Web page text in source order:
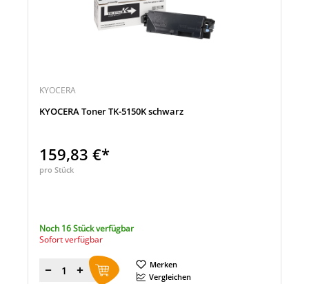
KYOCERA
KYOCERA Toner TK-5150K schwarz
159,83 €*
pro Stück
Noch 16 Stück verfügbar
Sofort verfügbar
Menge
Merken
Vergleichen